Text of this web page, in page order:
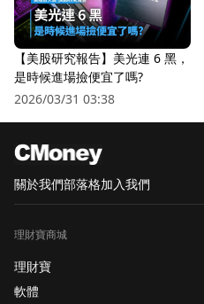
【美股研究報告】美光連 6 黑，
是時候進場撿便宜了嗎?
2026/03/31 03:38
關於我們部落格加入我們
理財寶商城
理財寶
軟體